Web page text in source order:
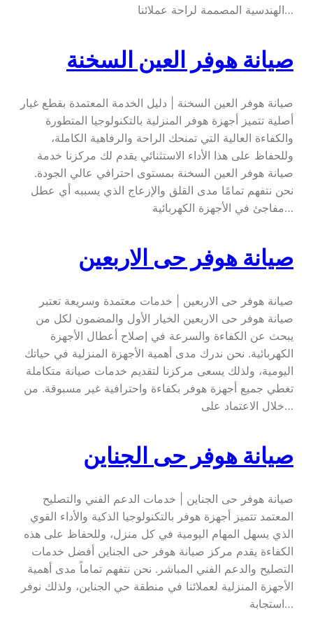
الهندسية المصممة لراحة عملائنا…
صيانة هوفر العين السخنة
صيانة هوفر العين السخنة | دليل الخدمة المعتمدة بقطع غيار
أصلية تتميز أجهزة هوفر المنزلية بالتكنولوجيا المتطورة
والكفاءة العالية التي تمنحك الراحة والرفاهية الكاملة،
وللحفاظ على هذا الأداء الاستثنائي يقدم لك مركزنا خدمة
صيانة هوفر العين السخنة بمستوى احترافي عالي الجودة.
نحن نتفهم تمامًا مدى القلق والإزعاج الذي يسببه أي عطل
مفاجئ في الأجهزة الكهربائية…
صيانة هوفر حى الاربعين
صيانة هوفر حى الاربعين | خدمات معتمدة وسريعة تعتبر
صيانة هوفر حى الاربعين الخيار الأول والمضمون لكل من
يبحث عن الكفاءة والسرعة في إصلاح أعطال الأجهزة
الكهربائية. نحن ندرك مدى أهمية الأجهزة المنزلية في حياتك
اليومية، ولذلك يسعى مركزنا لتقديم خدمات صيانة متكاملة
تغطي جميع أجهزة هوفر بكفاءة واحترافية غير مسبوقة. من
خلال الاعتماد على…
صيانة هوفر حى الجناين
صيانة هوفر حى الجناين | خدمات الدعم الفني والتصليح
المعتمد تتميز أجهزة هوفر بالتكنولوجيا الذكية والأداء القوي
الذي يسهل المهام اليومية في كل منزل، وللحفاظ على هذه
الكفاءة يقدم مركز صيانة هوفر حى الجناين أفضل خدمات
التصليح والدعم الفني المباشر. نحن نتفهم تماماً مدى أهمية
الأجهزة المنزلية لعملائنا في منطقة حي الجناين، ولذلك نوفر
استجابة…